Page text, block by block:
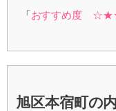
「おすすめ度
旭区本宿町の